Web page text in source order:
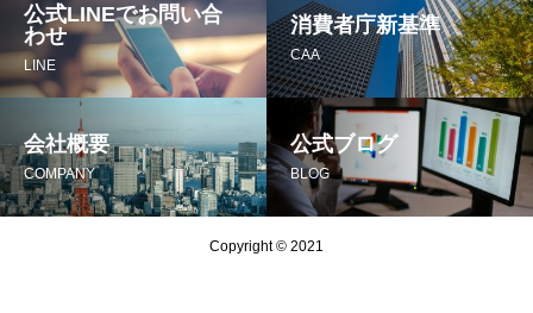
公式LINEでお問い合
わせ
LINE
消費者庁新基準
CAA
会社概要
COMPANY
公式ブログ
BLOG
Copyright © 2021